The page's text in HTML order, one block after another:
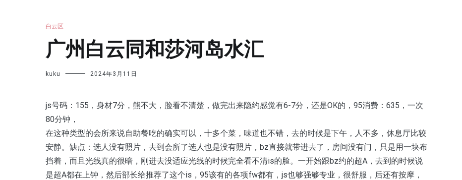
白云区
广州白云同和莎河岛水汇
kuku 2024年3月11日
js号码：155，身材7分，熊不大，脸看不清楚，做完出来隐约感觉有6-7分，还是OK的，95消费：635，一次
80分钟，
在这种类型的会所来说自助餐吃的确实可以，十多个菜，味道也不错，去的时候是下午，人不多，休息厅比较
安静。缺点：选人没有照片，去到会所了选人也是没有照片，bz直接就带进去了，房间没有门，只是用一块布
挡着，而且光线真的很暗，刚进去没适应光线的时候完全看不清is的脸。一开始跟bz约的超A，去到的时候说
是超A都在上钟，然后部长给推荐了这个is，95该有的各项fw都有，js也够强够专业，很舒服，后还有按摩，